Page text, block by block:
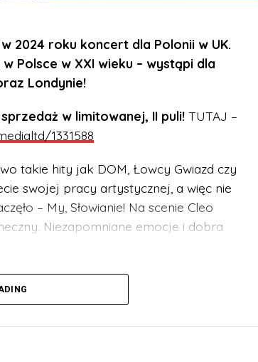
2024 roku koncert dla Polonii w UK.
Polsce w XXI wieku – wystąpi dla
Londynie!
sprzedaż w limitowanej, II puli! TUTAJ –
1331588
takie hity jak DOM, Łowcy Gwiazd czy
swojej pracy artystycznej, a więc nie
– My, Słowianie! Na scenie Cleo
Niezapomniane emocje i dobra
grup wiekowych. Niepełnoletni muszą
1331588